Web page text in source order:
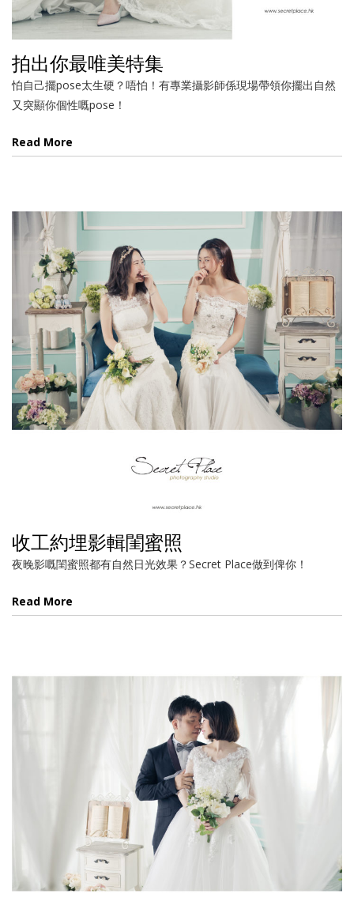
拍出你最唯美特集
怕自己擺pose太生硬？唔怕！有專業攝影師係現場帶領你擺出自然
又突顯你個性嘅pose！
Read More
收工約埋影輯閨蜜照
夜晚影嘅閨蜜照都有自然日光效果？Secret Place做到俾你！
Read More